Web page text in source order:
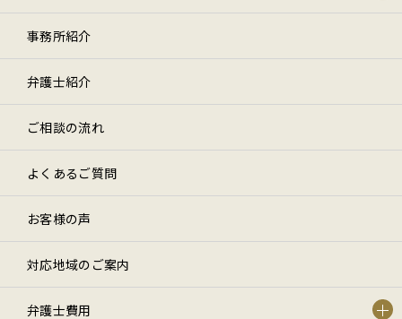
事務所紹介
弁護士紹介
ご相談の流れ
よくあるご質問
お客様の声
対応地域のご案内
弁護士費用